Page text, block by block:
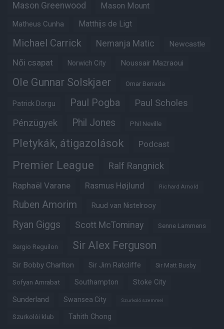
Mason Greenwood Mason Mount
Matheus Cunha Matthijs de Ligt
Michael Carrick Nemanja Matic Newcastle
Női csapat Norwich City Noussair Mazraoui
Ole Gunnar Solskjaer Omar Berrada
Patrick Dorgu Paul Pogba Paul Scholes
Pénzügyek Phil Jones Phil Neville
Pletykák, átigazolások Podcast
Premier League Ralf Rangnick
Raphaël Varane Rasmus Højlund Richard Arnold
Ruben Amorim Ruud van Nistelrooy
Ryan Giggs Scott McTominay Senne Lammens
Sergio Reguilon Sir Alex Ferguson
Sir Bobby Charlton Sir Jim Ratcliffe Sir Matt Busby
Sofyan Amrabat Southampton Stoke City
Sunderland Swansea City Szurkoló szemmel
Szurkolói klub Tahith Chong